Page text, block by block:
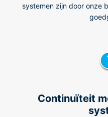
systemen zijn door onze
Continuïteit